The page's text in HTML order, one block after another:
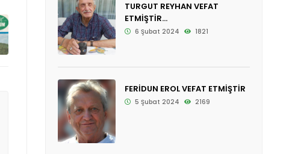
TURGUT REYHAN VEFAT
ETMİŞTİR...
6 Şubat 2024 1821
FERİDUN EROL VEFAT ETMİŞTİR
5 Şubat 2024 2169